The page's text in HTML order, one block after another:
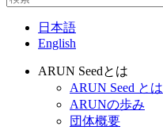
日本語
English
ARUN Seedとは
ARUN Seed とは
ARUNの歩み
団体概要